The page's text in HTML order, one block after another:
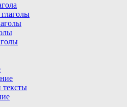
тексты